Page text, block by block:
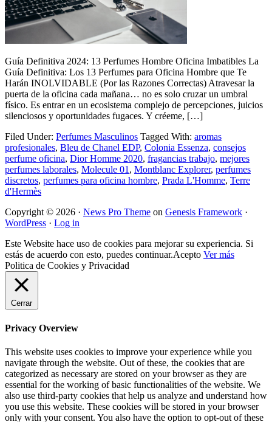
Guía Definitiva 2024: 13 Perfumes Hombre Oficina Imbatibles La
Guía Definitiva: Los 13 Perfumes para Oficina Hombre que Te
Harán INOLVIDABLE (Por las Razones Correctas) Atravesar la
puerta de la oficina cada mañana… no es solo cruzar un umbral
físico. Es entrar en un ecosistema complejo de percepciones, juicios
silenciosos y oportunidades fugaces. Y créeme, […]
Filed Under: Perfumes Masculinos Tagged With: aromas
profesionales, Bleu de Chanel EDP, Colonia Essenza, consejos
perfume oficina, Dior Homme 2020, fragancias trabajo, mejores
perfumes laborales, Molecule 01, Montblanc Explorer, perfumes
discretos, perfumes para oficina hombre, Prada L'Homme, Terre
d'Hermès
Copyright © 2026 · News Pro Theme on Genesis Framework ·
WordPress · Log in
Este Website hace uso de cookies para mejorar su experiencia. Si
estás de acuerdo con esto, puedes continuar.Acepto Ver más
Politica de Cookies y Privacidad
Cerrar
Privacy Overview
This website uses cookies to improve your experience while you
navigate through the website. Out of these, the cookies that are
categorized as necessary are stored on your browser as they are
essential for the working of basic functionalities of the website. We
also use third-party cookies that help us analyze and understand how
you use this website. These cookies will be stored in your browser
only with your consent. You also have the option to opt-out of these